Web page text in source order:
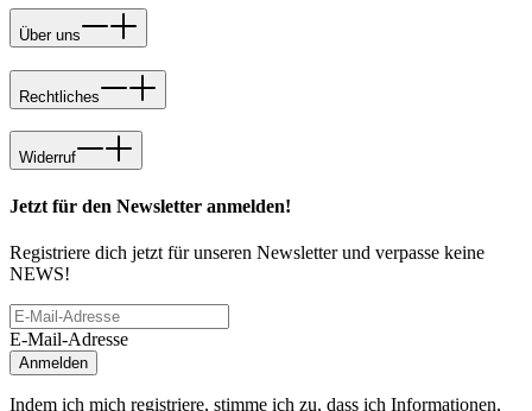
Über uns
Rechtliches
Widerruf
Jetzt für den Newsletter anmelden!
Registriere dich jetzt für unseren Newsletter und verpasse keine
NEWS!
E-Mail-Adresse
Anmelden
Indem ich mich registriere, stimme ich zu, dass ich Informationen,